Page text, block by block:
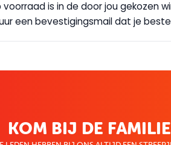
is in de door jou gekozen
een bevestigingsmail dat je
KOM BIJ DE